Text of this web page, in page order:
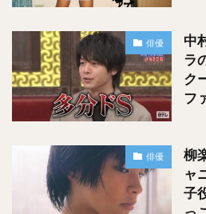
俳優
中
ラ
ク
フ
俳優
柳
ャ
子